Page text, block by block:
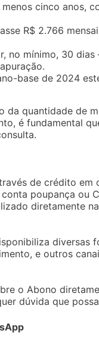
cinco anos,
R$ 2.766
no mínimo, 30
base de 2024
da quantidade de
é fundamental
de crédito em
poupança ou
diretamente
diversas
e outros
o Abono
dúvida que